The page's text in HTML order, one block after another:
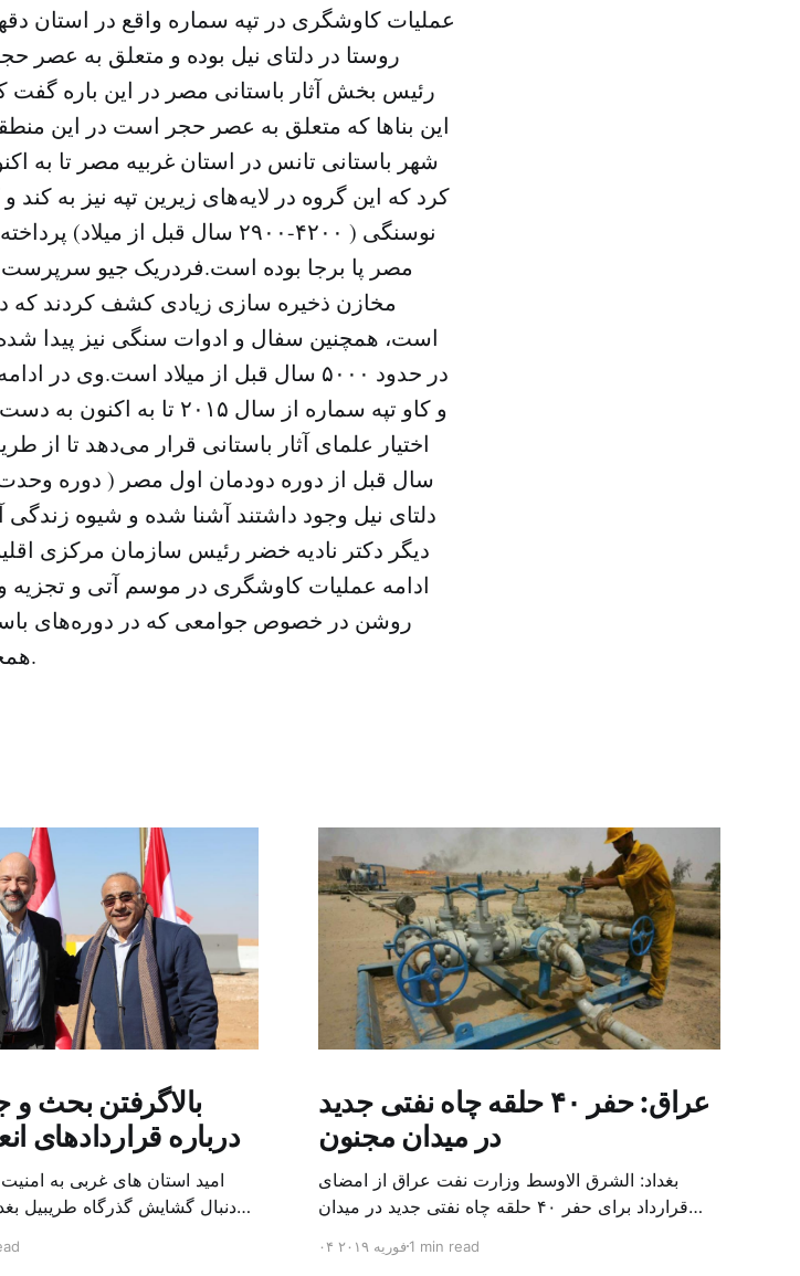
عملیات کاوشگری در تپه سماره واقع در استان
روستا در دلتای نیل بوده و متعلق به
رئیس بخش آثار باستانی مصر در این باره
این بناها که متعلق به عصر حجر است در این
شهر باستانی تانس در استان غربیه مصر تا به
کرد که این گروه در لایه‌های زیرین تپه نیز به کند
نوسنگی ( ۴۲۰۰-۲۹۰۰ سال قبل از
مصر پا برجا بوده است.فردریک جیو
مخازن ذخیره سازی زیادی کشف کردند که در
است، همچنین سفال و ادوات سنگی نیز پیدا
در حدود ۵۰۰۰ سال قبل از میلاد است.وی
و کاو تپه سماره از سال
اختیار علمای آثار باستانی قرار می‌دهد تا از
سال قبل از دوره دودمان اول مصر ( دوره
دلتای نیل وجود داشتند آشنا شده و شیوه
دیگر دکتر نادیه خضر رئیس سازمان مرکزی
ادامه عملیات کاوشگری در موسم آتی و
روشن در خصوص جوامعی که در دوره‌های
همچنین شیوه کشاورزی آنها به ما می‌دهد.
بالاگرفتن بحث
درباره قراردادهای
امید استان های غربی به
دنبال گشایش گذرگاه طریبیل
طریبیل توسط عادل عبد
عراق: حفر ۴۰ حلقه چاه نفتی جدید
در میدان مجنون
بغداد: الشرق الاوسط وزارت نفت عراق از امضای
قرارداد برای حفر ۴۰ حلقه چاه نفتی جدید در میدان
محمد خضیر مدعامل شرکت حفاری عراق روز یکشنبه
۰۴ فوریه ۲۰۱۹1 min read